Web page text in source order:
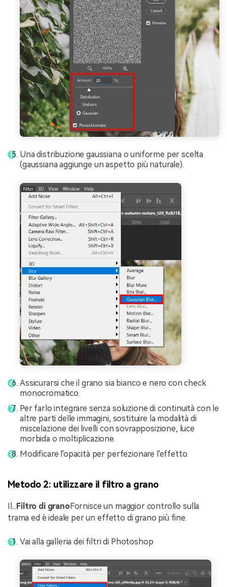
Una distribuzione gaussiana o uniforme per scelta
(gaussiana aggiunge un aspetto più naturale).
Assicurarsi che il grano sia bianco e nero con check
monocromatico.
Per farlo integrare senza soluzione di continuità con le
altre parti delle immagini, sostituire la modalità di
miscelazione dei livelli con sovrapposizione, luce
morbida o moltiplicazione.
Modificare l'opacità per perfezionare l'effetto.
Metodo 2: utilizzare il filtro a grano
Il... Filtro di granoFornisce un maggior controllo sulla
trama ed è ideale per un effetto di grano più fine.
Vai alla galleria dei filtri di Photoshop